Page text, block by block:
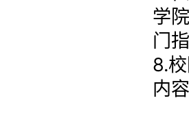
学
门
8.
内